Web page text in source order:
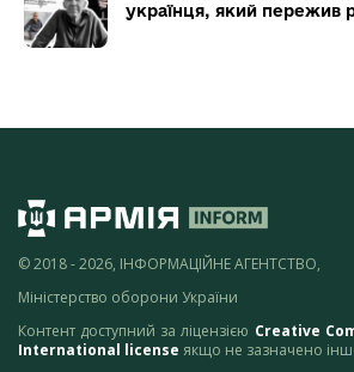
українця, який пережив
© 2018 - 2026, ІНФОРМАЦІЙНЕ АГЕНТСТВО,
Міністерство оборони України
Контент доступний за ліцензією Creative
International license якщо не зазначено